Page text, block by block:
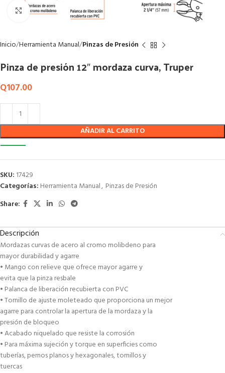
Click to enlarge
Inicio Herramienta Manual Pinzas de Presión
Pinza de presión 12″ mordaza curva, Truper
Q107.00
AÑADIR AL CARRITO
SKU: 17429
Categorías: Herramienta Manual, Pinzas de Presión
Share:
Descripción
Mordazas curvas de acero al cromo molibdeno para
mayor durabilidad y agarre
• Mango con relieve que ofrece mayor agarre y
evita que la pinza resbale
• Palanca de liberación recubierta con PVC
• Tornillo de ajuste moleteado que proporciona un mejor
agarre para controlar la apertura de la mordaza y la
presión de bloqueo
• Acabado niquelado que resiste la corrosión
• Para máxima sujeción y torque en superficies como
tuberías, pernos planos y hexagonales, tornillos y
tuercas